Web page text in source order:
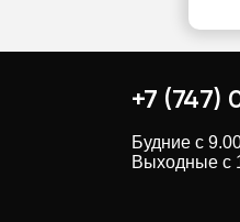
+7 (747)
Будние с
Выходные с